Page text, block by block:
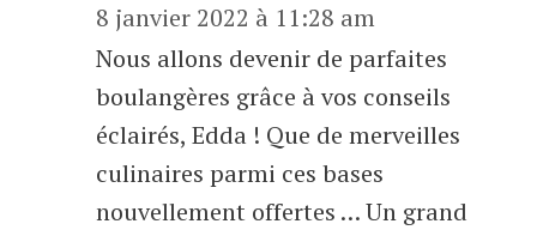
8 janvier 2022 à 11:28 am
Nous allons devenir de parfaites
boulangères grâce à vos conseils
éclairés, Edda ! Que de merveilles
culinaires parmi ces bases
nouvellement offertes … Un grand